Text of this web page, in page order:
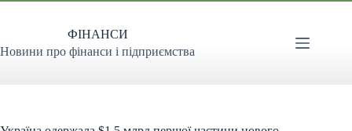
Перейти
ФІНАНСИ
Новини про фінанси і підприємства